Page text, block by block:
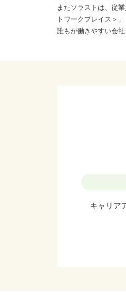
またソラストは、従
トワークプレイス＞
誰もが働きやすい会
キャリア